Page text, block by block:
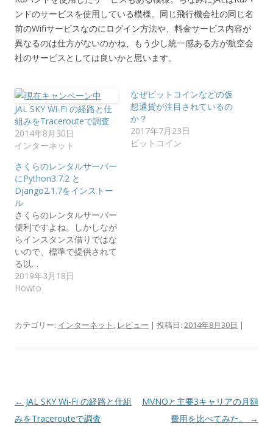
ンドのサービスを使用している模様。同じ飛行機会社の同じ名
前のWifiサービスなのにログイン方法や、料金サービス内容が
異なるのは仕方がないのかね、もう少し統一感ある方が航空会
社のサービスとしては良いかと思います。
JAL SKY Wi-Fi の経路と仕
組みをTracerouteで調査
2014年8月30日
インターネット
なぜビットコインなどの仮
想通貨が注目されているの
か？
2017年7月23日
ビットコイン
さくらのレンタルサーバー
にPython3.7.2 と
Django2.1.7をインストー
ル
さくらのレンタルサーバー
便利ですよね。しかしなが
らインスタンス借りではな
いので、標準で提供されて
る以…
2019年3月18日
Howto
カテゴリー: インターネット , レビュー | 投稿日: 2014年8月30日 |
投
稿
← JAL SKY Wi-Fi の経路と仕組
みをTracerouteで調査
MVNOと主要3キャリアの月額
費用を比べてみた。
→